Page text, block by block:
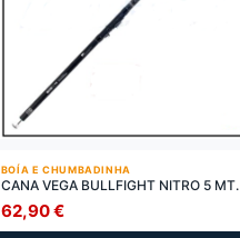
BOÍA E CHUMBADINHA
CANA VEGA BULLFIGHT NITRO 5 MT.
62,90€